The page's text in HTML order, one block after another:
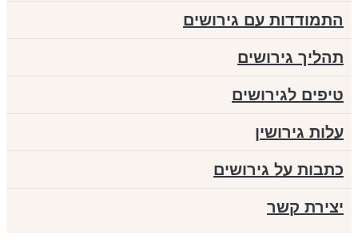
התמודדות עם גירושים
תהליך גירושים
טיפים לגירושים
עלות גירושין
כתבות על גירושים
יצירת קשר